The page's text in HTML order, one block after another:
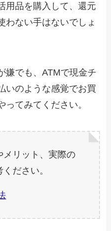
用品を購入して、還元
わない手はないでしょ
嫌でも、ATMで現金チ
いのような感覚でお買
ってみてください。
メリット、実際の
ださい。